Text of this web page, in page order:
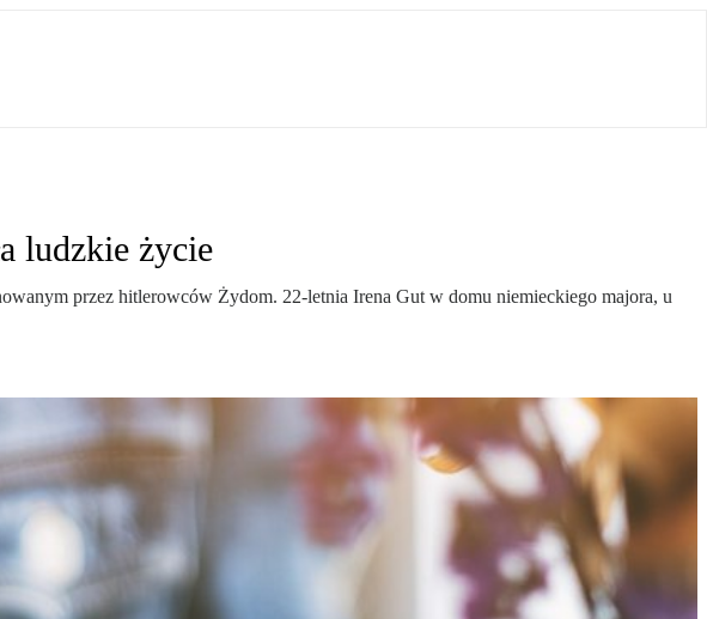
ludzkie życie
przez hitlerowców Żydom. 22-letnia Irena Gut w domu niemieckiego majora, u